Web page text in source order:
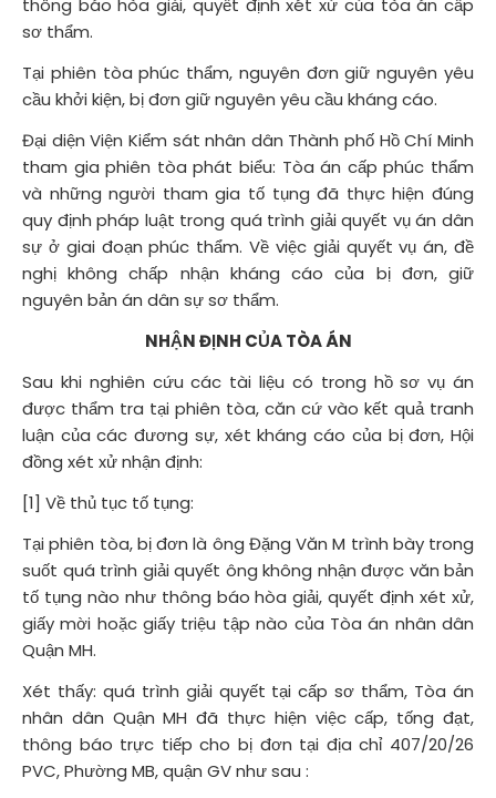
thông báo hòa giải, quyết định xét xử của tòa án cấp
sơ thẩm.
Tại phiên tòa phúc thẩm, nguyên đơn giữ nguyên yêu
cầu khởi kiện, bị đơn giữ nguyên yêu cầu kháng cáo.
Đại diện Viện Kiểm sát nhân dân Thành phố Hồ Chí Minh
tham gia phiên tòa phát biểu: Tòa án cấp phúc thẩm
và những người tham gia tố tụng đã thực hiện đúng
quy định pháp luật trong quá trình giải quyết vụ án dân
sự ở giai đoạn phúc thẩm. Về việc giải quyết vụ án, đề
nghị không chấp nhận kháng cáo của bị đơn, giữ
nguyên bản án dân sự sơ thẩm.
NHẬN ĐỊNH CỦA TÒA ÁN
Sau khi nghiên cứu các tài liệu có trong hồ sơ vụ án
được thẩm tra tại phiên tòa, căn cứ vào kết quả tranh
luận của các đương sự, xét kháng cáo của bị đơn, Hội
đồng xét xử nhận định:
[1] Về thủ tục tố tụng:
Tại phiên tòa, bị đơn là ông Đặng Văn M trình bày trong
suốt quá trình giải quyết ông không nhận được văn bản
tố tụng nào như thông báo hòa giải, quyết định xét xử,
giấy mời hoặc giấy triệu tập nào của Tòa án nhân dân
Quận MH.
Xét thấy: quá trình giải quyết tại cấp sơ thẩm, Tòa án
nhân dân Quận MH đã thực hiện việc cấp, tống đạt,
thông báo trực tiếp cho bị đơn tại địa chỉ 407/20/26
PVC, Phường MB, quận GV như sau :